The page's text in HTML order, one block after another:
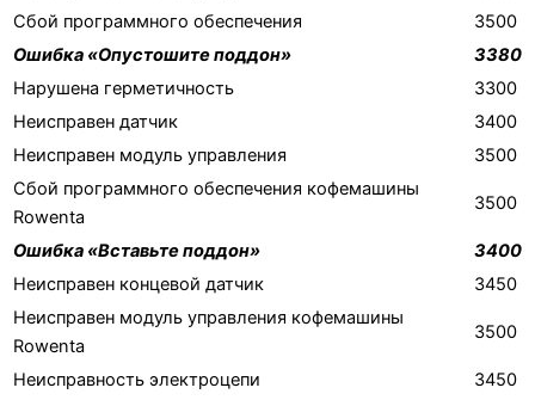
Сбой программного обеспечения
3500
Ошибка «Опустошите поддон»
3380
Нарушена герметичность
3300
Неисправен датчик
3400
Неисправен модуль управления
3500
Сбой программного обеспечения кофемашины
Rowenta
3500
Ошибка «Вставьте поддон»
3400
Неисправен концевой датчик
3450
Неисправен модуль управления кофемашины
Rowenta
3500
Неисправность электроцепи
3450